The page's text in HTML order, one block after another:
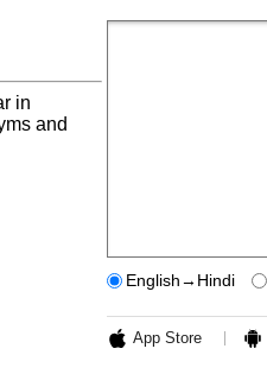
in
and
English→Hindi
App Store